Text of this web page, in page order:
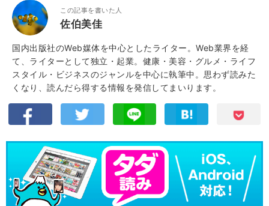
この記事を書いた人
佐伯美佳
国内出版社のWeb媒体を中心としたライター。Web業界を経
て、ライターとして独立・起業。健康・美容・グルメ・ライフ
スタイル・ビジネスのジャンルを中心に執筆中。思わず読みた
くなり、読んだら得する情報を発信してまいります。